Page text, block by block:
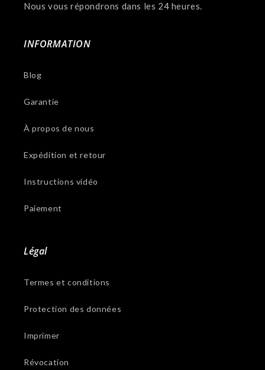
Nous vous répondrons dans les 24 heures.
INFORMATION
Blog
Garantie
À propos de nous
Expédition et retour
Instructions vidéo
Paiement
Légal
Termes et conditions
Protection des données
Imprimer
Révocation